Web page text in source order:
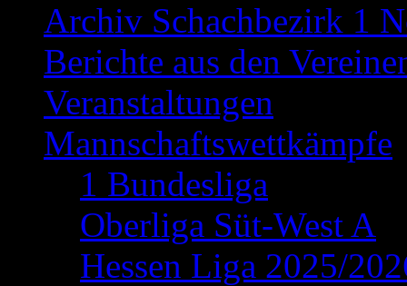
Archiv Schachbezirk 1
Berichte aus den
Veranstaltungen
Mannschaftswettkämpfe
1 Bundesliga
Oberliga Süt-West A
Hessen Liga 2025/